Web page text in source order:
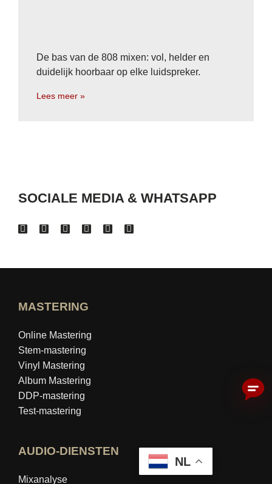
De bas van de 808 mixen: vol, helder en
duidelijk hoorbaar op elke luidspreker.
Lees meer »
SOCIALE MEDIA & WHATSAPP
MASTERING
Online Mastering
Stem-mastering
Vinyl Mastering
Album Mastering
DDP-mastering
Test-mastering
AUDIO-DIENSTEN
Mixanalyse
NL